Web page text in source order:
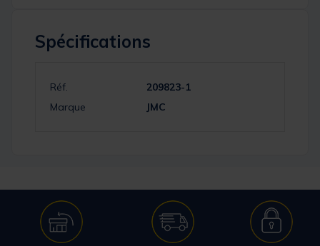
Spécifications
Réf.
209823-1
Marque
JMC